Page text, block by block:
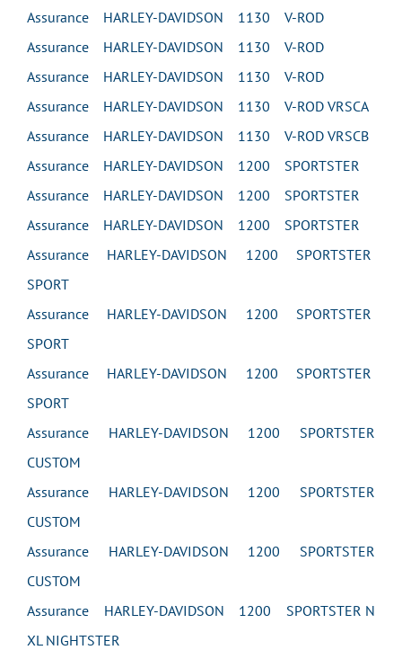
Assurance HARLEY-DAVIDSON 1130 V-ROD
Assurance HARLEY-DAVIDSON 1130 V-ROD
Assurance HARLEY-DAVIDSON 1130 V-ROD
Assurance HARLEY-DAVIDSON 1130 V-ROD VRSCA
Assurance HARLEY-DAVIDSON 1130 V-ROD VRSCB
Assurance HARLEY-DAVIDSON 1200 SPORTSTER
Assurance HARLEY-DAVIDSON 1200 SPORTSTER
Assurance HARLEY-DAVIDSON 1200 SPORTSTER
Assurance HARLEY-DAVIDSON 1200 SPORTSTER
SPORT
Assurance HARLEY-DAVIDSON 1200 SPORTSTER
SPORT
Assurance HARLEY-DAVIDSON 1200 SPORTSTER
SPORT
Assurance HARLEY-DAVIDSON 1200 SPORTSTER
CUSTOM
Assurance HARLEY-DAVIDSON 1200 SPORTSTER
CUSTOM
Assurance HARLEY-DAVIDSON 1200 SPORTSTER
CUSTOM
Assurance HARLEY-DAVIDSON 1200 SPORTSTER N
XL NIGHTSTER